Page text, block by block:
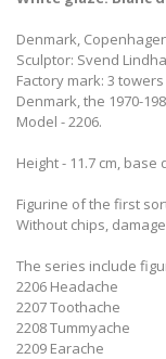
Denmark,
Sculptor: Svend
Factory mark: 3
Denmark, the 1970-
Model - 2206.
Height - 11.7 cm, base
Figurine of the first
Without chips,
The series include
2206 Headache
2207 Toothache
2208 Tummyache
2209 Earache